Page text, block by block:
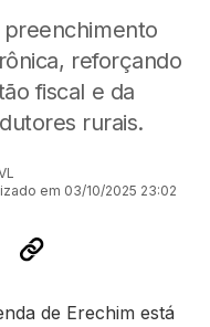
reforçando
fiscal e da
rurais.
em 03/10/2025 23:02
de Erechim está